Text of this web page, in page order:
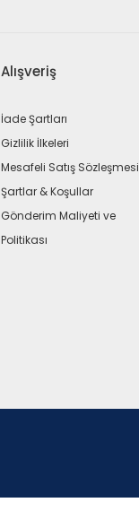
Alışveriş
İade Şartları
Gizlilik İlkeleri
Mesafeli Satış Sözleşmesi
Şartlar & Koşullar
Gönderim Maliyeti ve
Politikası